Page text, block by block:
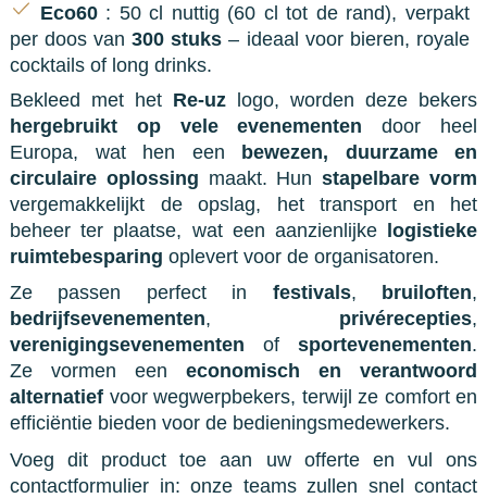
Eco60 : 50 cl nuttig (60 cl tot de rand), verpakt
per doos van300 stuks – ideaal voor bieren, royale
cocktails of long drinks.
Bekleed met het Re-uz logo, worden deze bekers
hergebruikt op vele evenementen door heel
Europa, wat hen een bewezen, duurzame en
circulaire oplossing maakt. Hunstapelbare vorm
vergemakkelijkt de opslag, het transport en het
beheer ter plaatse, wat een aanzienlijke logistieke
ruimtebesparing oplevert voor de organisatoren.
Ze passen perfect in festivals, bruiloften,
bedrijfsevenementen, privérecepties,
verenigingsevenementen of sportevenementen.
Ze vormen een economisch en verantwoord
alternatief voor wegwerpbekers, terwijl ze comfort en
efficiëntie bieden voor de bedieningsmedewerkers.
Voeg dit product toe aan uw offerte en vul ons
contactformulier in: onze teams zullen snel contact